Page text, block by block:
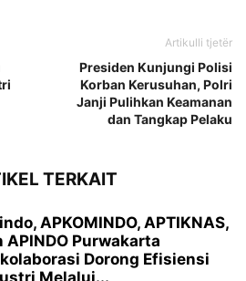
Artikulli tjetër
Presiden Kunjungi Polisi
Korban Kerusuhan, Polri
Janji Pulihkan Keamanan
dan Tangkap Pelaku
TERKAIT
APKOMINDO, APTIKNAS,
APINDO Purwakarta
Dorong Efisiensi